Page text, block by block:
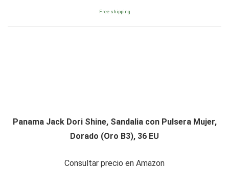
Free shipping
Panama Jack Dori Shine, Sandalia con Pulsera Mujer,
Dorado (Oro B3), 36 EU
Consultar precio en Amazon